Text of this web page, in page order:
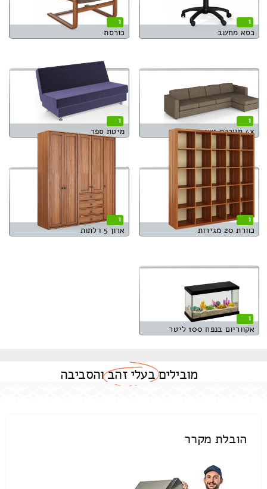
1
כסא מחשב
1
כורסת
1
4x מערכת ישיבה פינתית
1
מיטת ספר
1
כוורת 20 מגירות
1
ארון 5 דלתות
1
אקווריום בנפח 100 ליטר
מוביליםבעלי זהבוהסביבה
הובלת מקרר